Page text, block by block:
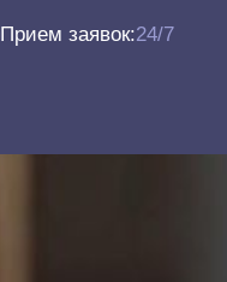
Прием заявок:24/7